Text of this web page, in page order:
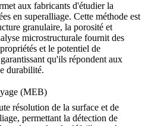
aux fabricants d'étudier la
en superalliage. Cette méthode est
granulaire, la porosité et
microstructurale fournit des
et le potentiel de
qu'ils répondent aux
durabilité.
(MEB)
résolution de la surface et de
, permettant la détection de